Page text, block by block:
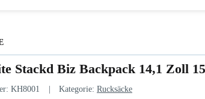
Stackd Biz Backpack 14,1 Zoll
KH8001 Kategorie: Rucksäcke